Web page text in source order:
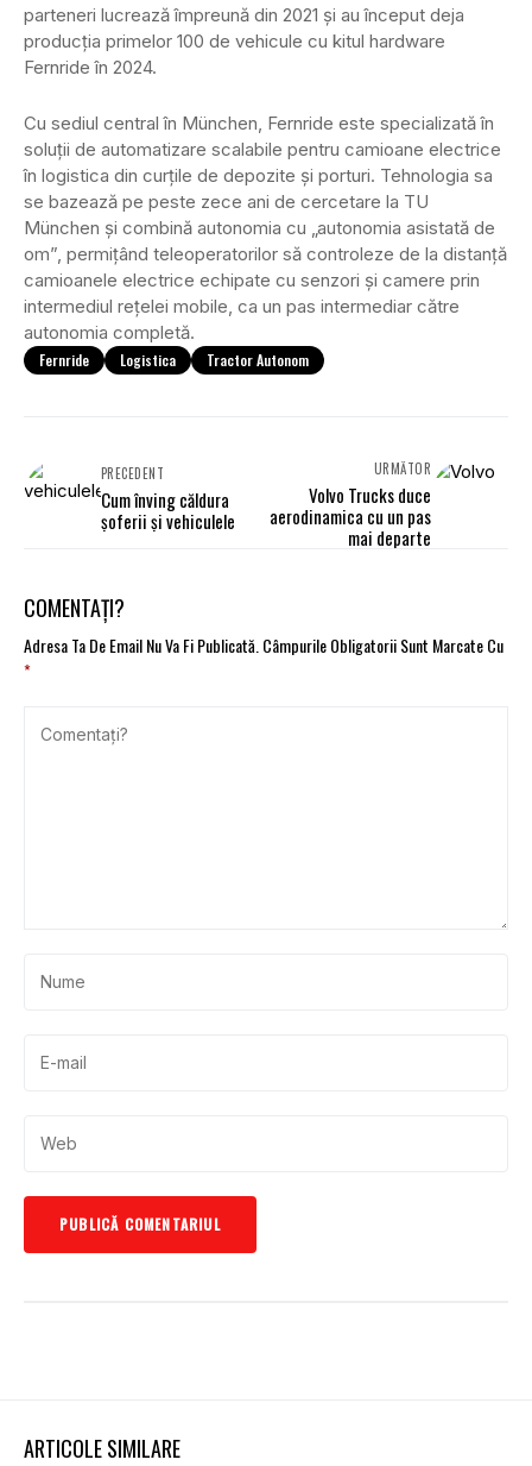
parteneri lucrează împreună din 2021 și au început deja
producția primelor 100 de vehicule cu kitul hardware
Fernride în 2024.
Cu sediul central în München, Fernride este specializată în
soluții de automatizare scalabile pentru camioane electrice
în logistica din curțile de depozite și porturi. Tehnologia sa
se bazează pe peste zece ani de cercetare la TU
München și combină autonomia cu „autonomia asistată de
om”, permițând teleoperatorilor să controleze de la distanță
camioanele electrice echipate cu senzori și camere prin
intermediul rețelei mobile, ca un pas intermediar către
autonomia completă.
Fernride Logistica Tractor Autonom
PRECEDENT
Cum înving căldura
șoferii și vehiculele
URMĂTOR
Volvo Trucks duce
aerodinamica cu un pas
mai departe
COMENTAȚI?
Adresa Ta De Email Nu Va Fi Publicată. Câmpurile Obligatorii Sunt Marcate Cu
*
ARTICOLE SIMILARE